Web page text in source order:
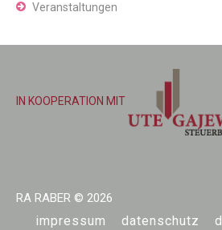
Veranstaltungen
IN KOOPERATION MIT
RA RABER © 2026
impressum datenschutz